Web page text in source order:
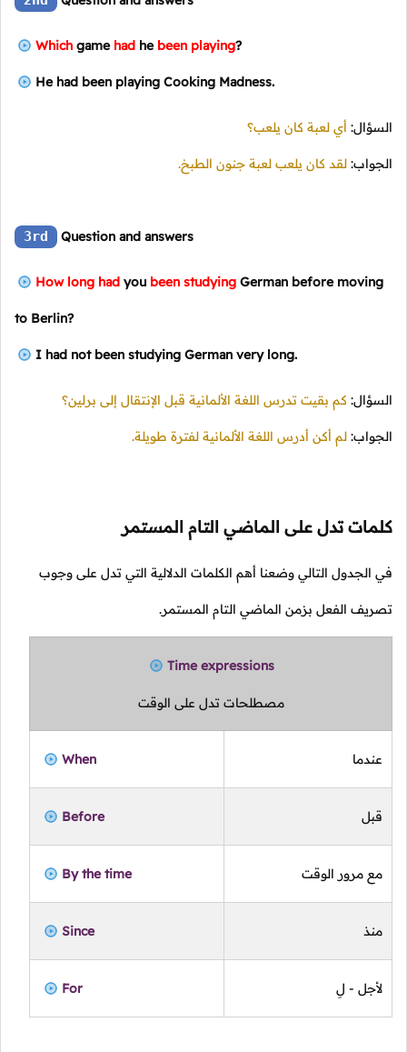
Which game had he been playing?
He had been playing Cooking Madness.
السؤال: أي لعبة كان يلعب؟
الجواب: لقد كان يلعب لعبة جنون الطبخ.
3rd Question and answers
How long had you been studying German before moving
to Berlin?
I had not been studying German very long.
السؤال: كم بقيت تدرس اللغة الألمانية قبل الإنتقال إلى برلين؟
الجواب: لم أكن أدرس اللغة الألمانية لفترة طويلة.
كلمات تدل على الماضي التام المستمر
في الجدول التالي وضعنا أهم الكلمات الدلالية التي تدل على وجوب
تصريف الفعل بزمن الماضي التام المستمر.
Time expressions
مصطلحات تدل على الوقت
عندما When
قبل Before
مع مرور الوقت By the time
منذ Since
لأجل - لِ For